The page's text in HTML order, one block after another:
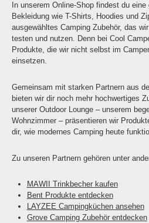
In unserem Online-Shop findest du
Bekleidung wie T-Shirts, Hoodies und
ausgewähltes Camping Zubehör, das
testen und nutzen. Denn bei Cool
Produkte, die wir nicht selbst im
einsetzen.
Gemeinsam mit starken Partnern aus
bieten wir dir noch mehr hochwertiges
unserer Outdoor Lounge – unserem
Wohnzimmer – präsentieren wir
dir, wie modernes Camping heute
Zu unseren Partnern gehören unter
MAWII Trinkbecher kaufen
Bent Produkte entdecken
LAYZEE Campingküchen ansehen
Grove Camping Zubehör entdecken